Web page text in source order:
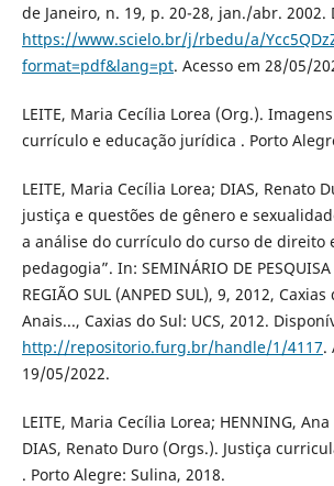
de Janeiro, n. 19, p. 20-28, jan./abr. 2002.
https://www.scielo.br/j/rbedu/a/
format=pdf&lang=pt. Acesso em 28/05/
LEITE, Maria Cecília Lorea (Org.).
currículo e educação jurídica . Porto
LEITE, Maria Cecília Lorea; DIAS, Renato
justiça e questões de gênero e
a análise do currículo do curso de direito
pedagogia”. In: SEMINÁRIO DE PESQUISA
REGIÃO SUL (ANPED SUL), 9, 2012, Caxias
Anais..., Caxias do Sul: UCS, 2012.
http://repositorio.furg.br/handle/1/4117.
19/05/2022.
LEITE, Maria Cecília Lorea; HENNING,
DIAS, Renato Duro (Orgs.). Justiça
. Porto Alegre: Sulina, 2018.